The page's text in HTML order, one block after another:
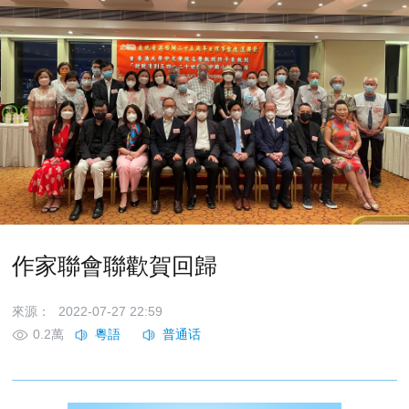
作家聯會聯歡賀回歸
來源：
2022-07-27 22:59
0.2萬